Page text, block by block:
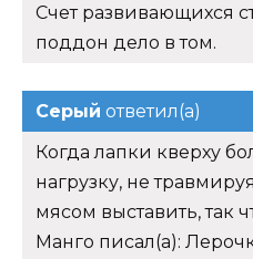
Счет развивающихся
поддон дело в том.
Серый ответил(а)
Когда лапки кверху
нагрузку, не
мясом выставить, так
Манго писал(а):